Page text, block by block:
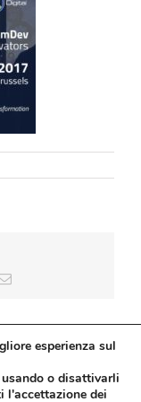
Email
esperienza sul
o disattivarli
l'accettazione dei